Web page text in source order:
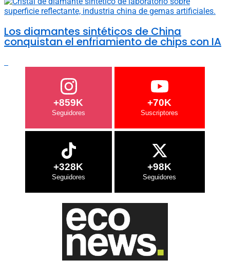
Los diamantes sintéticos de China
conquistan el enfriamiento de chips con IA
+859K +70K
+328K +98K